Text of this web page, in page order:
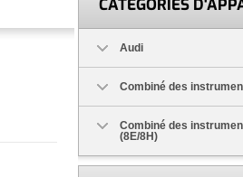
CATÉGORIES
Audi
Combiné des
Combiné des
(8E/8H)